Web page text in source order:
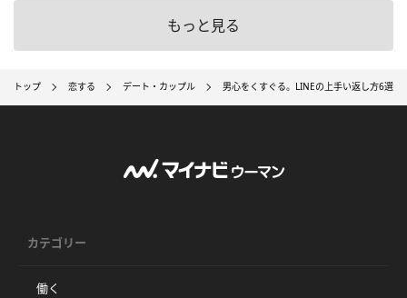
もっと見る
トップ 恋する デート・カップル 男心をくすぐる。LINEの上手い返し方6選【
カテゴリー
働く